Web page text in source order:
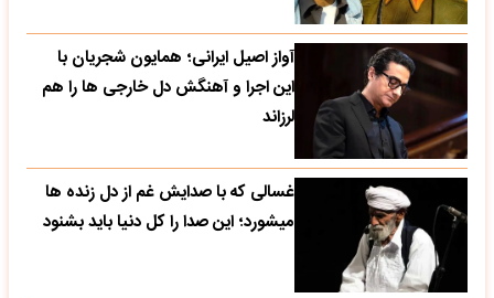
آواز اصیل ایرانی؛ همایون شجریان با
این اجرا و آهنگش دل خارجی ها را هم
لرزاند
غسالی که با صدایش غم از دل زنده ها
میشورد؛ این صدا را کل دنیا باید بشنود